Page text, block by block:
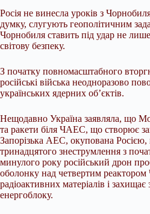
Росія не винесла уроків з
думку, слугують геополітичним
Чорнобиля ставить під удар не
світову безпеку.
З початку повномасштабного
російські війська неодноразово
українських ядерних об’єктів.
Нещодавно Україна заявляла, що
та ракети біля ЧАЕС, що створює
Запорізька АЕС, окупована
тринадцятого знеструмлення з
минулого року російський дрон
оболонку над четвертим
радіоактивних матеріалів і
енергоблоку.